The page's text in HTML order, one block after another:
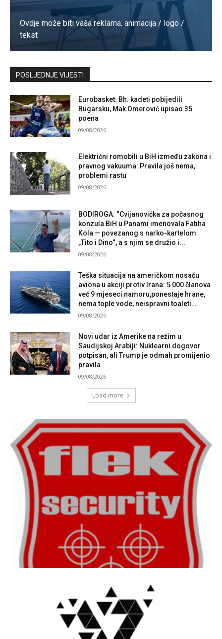
Ovdje može biti vaša reklama. animacija / logo /
tekst
Kontaktirajte nas
POSLJEDNJE VIJESTI
Eurobasket: Bh. kadeti pobijedili
Bugarsku, Mak Omerović upisao 35
poena
09/08/2026
Električni romobili u BiH između zakona i
pravnog vakuuma: Pravila još nema,
problemi rastu
09/08/2026
BODIROGA: “Cvijanovićka za počasnog
konzula BiH u Panami imenovala Fatiha
Kola — povezanog s narko-kartelom
„Tito i Dino“, a s njim se družio i...
09/08/2026
Teška situacija na američkom nosaču
aviona u akciji protiv Irana: 5 000 članova
već 9 mjeseci namoru,ponestaje hrane,
nema tople vode, neispravni toaleti…
09/08/2026
Novi udar iz Amerike na režim u
Saudijskoj Arabiji: Nuklearni dogovor
potpisan, ali Trump je odmah promijenio
pravila
09/08/2026
Load more